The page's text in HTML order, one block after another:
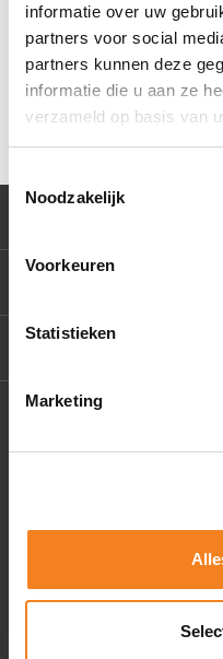
informatie over uw
partners voor social
partners kunnen deze
informatie die u aan ze
verzameld op basis van
Noodzakelijk
Voorkeuren
Statistieken
Marketing
0 producten
Geen producten